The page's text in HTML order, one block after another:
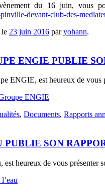
du 16 juin, vous
devant-club-des-
le 23 juin 2016 paryohann.
ENGIE PUBLIE
ENGIE, est heureux de vous
ENGIE
, Documents, Rapports
SON
heureux de vous présenter